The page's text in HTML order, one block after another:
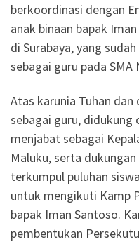
berkoordinasi dengan
anak binaan bapak
di Surabaya, yang
sebagai guru pada SMA
Atas karunia Tuhan
sebagai guru, didukung
menjabat sebagai
Maluku, serta
terkumpul puluhan
untuk mengikuti Kamp
bapak Iman Santoso.
pembentukan